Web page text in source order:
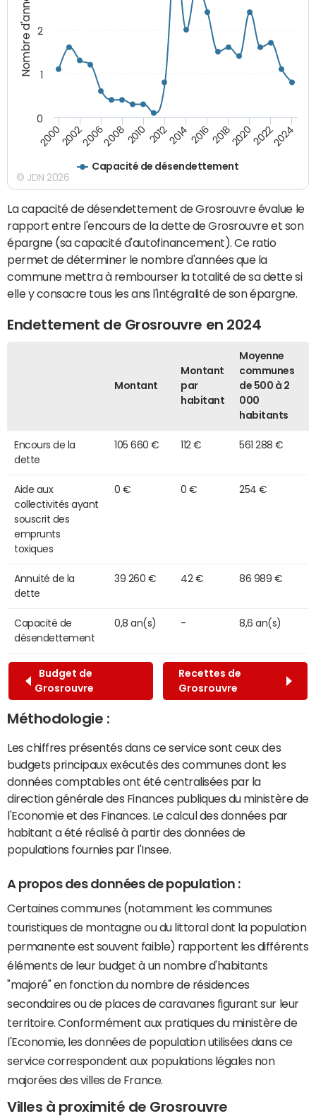
Nombre d'années
Capacité de désendettement
20002002200620082010 2012201420162018202020222024
0
1
2
© JDN 2026
La capacité de désendettement de Grosrouvre évalue le
rapport entre l'encours de la dette de Grosrouvre et son
épargne (sa capacité d'autofinancement). Ce ratio
permet de déterminer le nombre d'années que la
commune mettra à rembourser la totalité de sa dette si
elle y consacre tous les ans l'intégralité de son épargne.
Endettement de Grosrouvre en 2024
Montant
Montant
par
habitant
Moyenne
communes
de 500 à 2
000
habitants
Encours de la
dette
105 660 € 112 € 561 288 €
Aide aux
collectivités ayant
souscrit des
emprunts
toxiques
0 € 0 € 254 €
Annuité de la
dette
39 260 € 42 € 86 989 €
Capacité de
désendettement
0,8 an(s) - 8,6 an(s)
Budget de
Grosrouvre
Recettes de
Grosrouvre
Méthodologie :
Les chiffres présentés dans ce service sont ceux des
budgets principaux exécutés des communes dont les
données comptables ont été centralisées par la
direction générale des Finances publiques du ministère de
l'Economie et des Finances. Le calcul des données par
habitant a été réalisé à partir des données de
populations fournies par l'Insee.
A propos des données de population :
Certaines communes (notamment les communes
touristiques de montagne ou du littoral dont la population
permanente est souvent faible) rapportent les différents
éléments de leur budget à un nombre d'habitants
"majoré" en fonction du nombre de résidences
secondaires ou de places de caravanes figurant sur leur
territoire. Conformément aux pratiques du ministère de
l'Economie, les données de population utilisées dans ce
service correspondent aux populations légales non
majorées des villes de France.
Villes à proximité de Grosrouvre